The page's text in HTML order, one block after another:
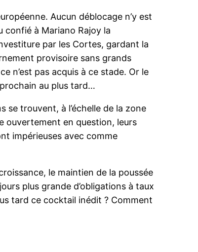
Aucun déblocage n’y est
confié à Mariano Rajoy la
par les Cortes, gardant la
provisoire sans grands
n’est pas acquis à ce stade. Or le
au plus tard…
se trouvent, à l’échelle de la zone
ouvertement en question, leurs
impérieuses avec comme
le maintien de la poussée
plus grande d’obligations à taux
tard ce cocktail inédit ? Comment